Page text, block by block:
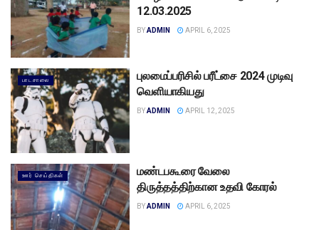
12.03.2025
BYADMIN APRIL 6, 2025
பாடசாலை
புலமைப்பரிசில் பரீட்சை 2024 முடிவு
வெளியாகியது
BYADMIN APRIL 12, 2025
ஊர் செய்திகள்
மண்டபகூரை வேலை
திருத்தத்திற்கான உதவி கோரல்
BYADMIN APRIL 6, 2025